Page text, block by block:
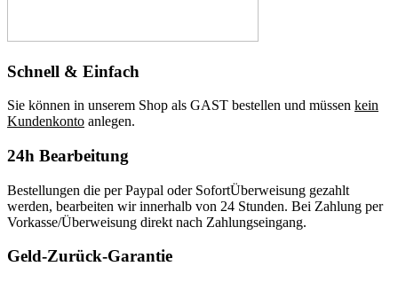
Schnell & Einfach
Sie können in unserem Shop als GAST bestellen und müssen kein
Kundenkonto anlegen.
24h Bearbeitung
Bestellungen die per Paypal oder SofortÜberweisung gezahlt
werden, bearbeiten wir innerhalb von 24 Stunden. Bei Zahlung per
Vorkasse/Überweisung direkt nach Zahlungseingang.
Geld-Zurück-Garantie